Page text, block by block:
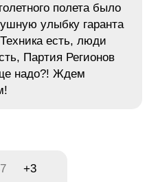
полета было
улыбку гаранта
есть, люди
Партия Регионов
надо?! Ждем
+3